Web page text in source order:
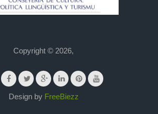
Copyright © 2026,
Design by FreeBiezz